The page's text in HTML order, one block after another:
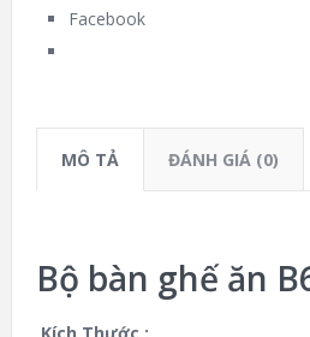
Facebook
MÔ TẢ ĐÁNH GIÁ (0)
Bộ bàn ghế ăn